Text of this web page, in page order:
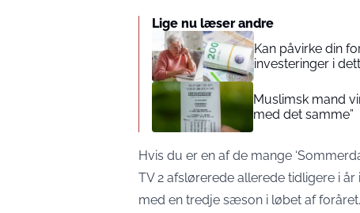
Lige nu læser andre
Kan påvirke din
investeringer i
Muslimsk mand
med det samme”
Hvis du er en af de mange
TV 2 afslørerede allerede tidligere i år
med en tredje sæson i løbet af foråret.